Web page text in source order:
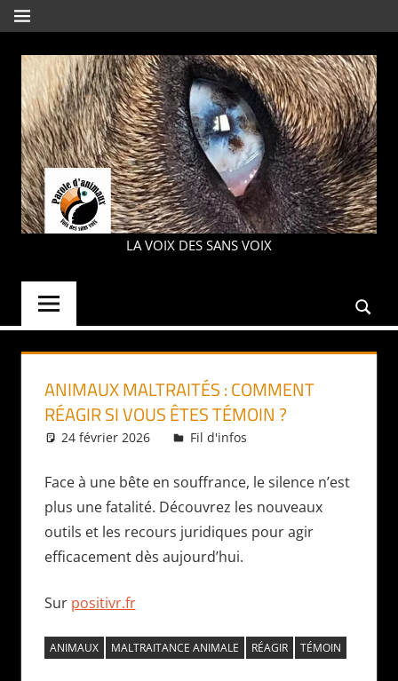
Aller
au
contenu
MENU
PAROLE
LA VOIX DES SANS VOIX
ANIMAUX MALTRAITÉS : COMMENT
RÉAGIR SI VOUS ÊTES TÉMOIN ?
24 février 2026 Daniel
Fil d'infos
Face à une bête en souffrance, le silence n’est
plus une fatalité. Découvrez les nouveaux
outils et les recours juridiques pour agir
efficacement dès aujourd’hui.
Sur positivr.fr
ANIMAUX MALTRAITANCE ANIMALE RÉAGIR TÉMOIN